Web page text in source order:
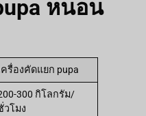
หนอน
ครื่องคัดแยก pupa
300 กิโลกรัม/
วโมง